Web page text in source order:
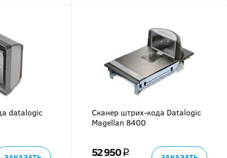
datalogic
Сканер штрих-кода Datalogic
Magellan 8400
52 950 q